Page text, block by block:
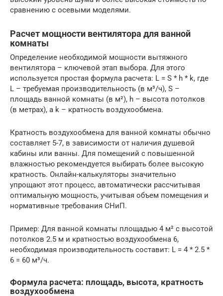
сравнению с осевыми моделями.
Расчет мощности вентилятора для ванной
комнаты
Определение необходимой мощности вытяжного
вентилятора – ключевой этап выбора. Для этого
используется простая формула расчета: L = S * h * k, где
L – требуемая производительность (в м³/ч), S –
площадь ванной комнаты (в м²), h – высота потолков
(в метрах), а k – кратность воздухообмена.
Кратность воздухообмена для ванной комнаты обычно
составляет 5-7, в зависимости от наличия душевой
кабины или ванны. Для помещений с повышенной
влажностью рекомендуется выбирать более высокую
кратность. Онлайн-калькуляторы значительно
упрощают этот процесс, автоматически рассчитывая
оптимальную мощность, учитывая объем помещения и
нормативные требования СНиП.
Пример: Для ванной комнаты площадью 4 м² с высотой
потолков 2.5 м и кратностью воздухообмена 6,
необходимая производительность составит: L = 4 * 2.5 *
6 = 60 м³/ч.
Формула расчета: площадь, высота, кратность
воздухообмена